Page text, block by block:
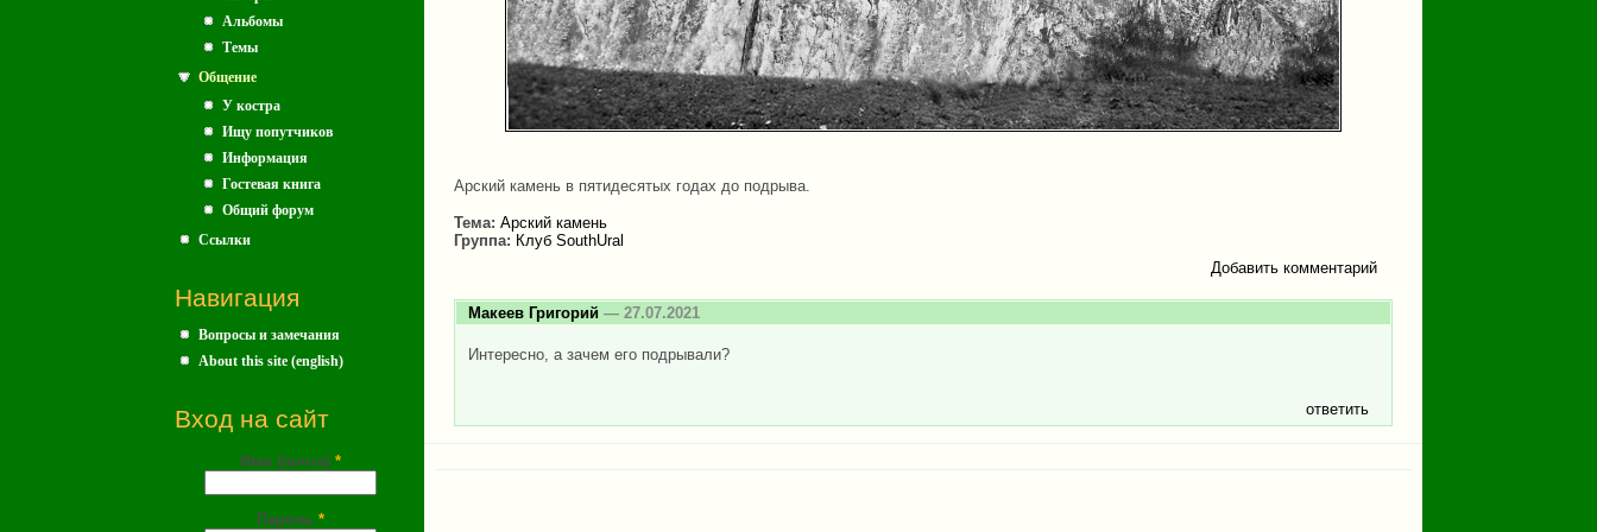
Альбомы
Темы
Общение
У костра
Ищу попутчиков
Информация
Гостевая книга
Общий форум
Ссылки
Навигация
Вопросы и замечания
About this site (english)
Вход на сайт
Имя (почта) *
Пароль *
Арский камень в пятидесятых годах до подрыва.
Тема: Арский камень
Группа: Клуб SouthUral
Добавить комментарий
Макеев Григорий — 27.07.2021
Интересно, а зачем его подрывали?
ответить